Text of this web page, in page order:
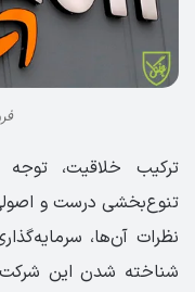
ترکیب خلاقیت،
تنوع‌بخشی درست و
نظرات آن‌ها،
شناخته شدن این شرکت